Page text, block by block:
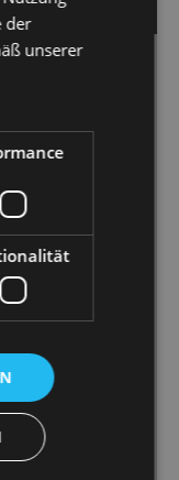
Herzkönigin
–
Experte. […]
er
Wesen
mutig
anmutig
und
die zackigen
ist treibend
große
verdächtig
der
unserer